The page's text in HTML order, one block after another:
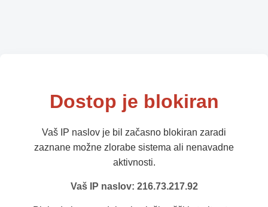
Dostop je blokiran
Vaš IP naslov je bil začasno blokiran zaradi
zaznane možne zlorabe sistema ali nenavadne
aktivnosti.
Vaš IP naslov: 216.73.217.92